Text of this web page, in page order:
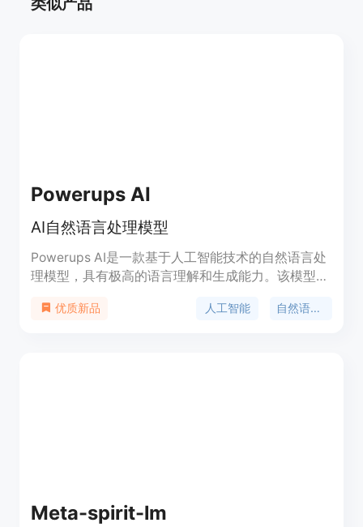
Powerups AI
AI自然语言处理模型
Powerups AI是一款基于人工智能技术的自然语言处
理模型，具有极高的语言理解和生成能力。该模型可
可以帮助用户快速生成高质量的文本内容，提高工作
优质新品 人工智能 自然语言处理
Meta-spirit-lm